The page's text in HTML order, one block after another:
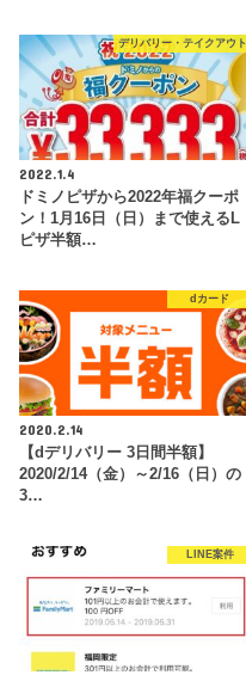
デリバリー・テイクアウト
2022.1.4
ドミノピザから2022年福クーポ
ン！1月16日（日）まで使えるL
ピザ半額…
dカード
2020.2.14
【dデリバリー 3日間半額】
2020/2/14（金）～2/16（日）の
3…
LINE案件